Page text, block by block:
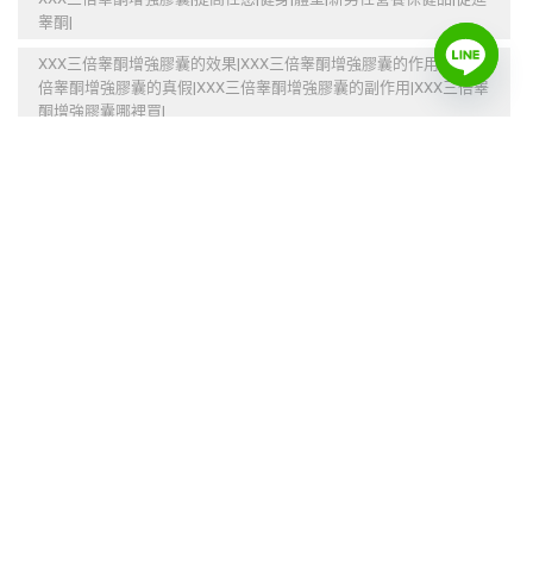
睾酮|
XXX三倍睾酮增強膠囊的效果|XXX三倍睾酮增強膠囊的作用|XXX三
倍睾酮增強膠囊的真假|XXX三倍睾酮增強膠囊的副作用|XXX三倍睾
酮增強膠囊哪裡買|